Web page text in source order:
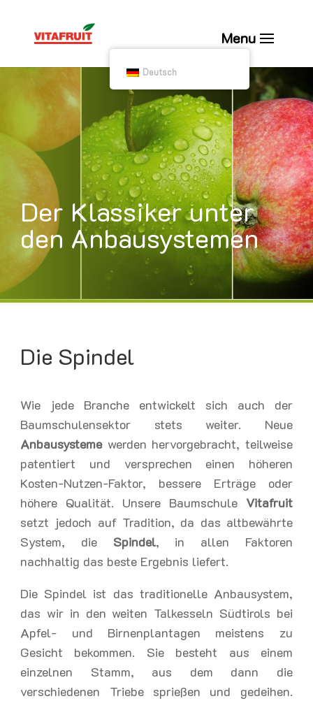
Der Klassiker unter
den Anbausystemen
Die Spindel
Wie jede Branche entwickelt sich auch der
Baumschulensektor stets weiter. Neue
Anbausystemewerden hervorgebracht, teilweise
patentiert und versprechen einen höheren
Kosten-Nutzen-Faktor, bessere Erträge oder
höhere Qualität. Unsere Baumschule Vitafruit
setzt jedoch auf Tradition, da das altbewährte
System, die Spindel, in allen Faktoren
nachhaltig das beste Ergebnis liefert.
Die Spindel ist das traditionelle Anbausystem,
das wir in den weiten Talkesseln Südtirols bei
Apfel- und Birnenplantagen meistens zu
Gesicht bekommen. Sie besteht aus einem
einzelnen Stamm, aus dem dann die
verschiedenen Triebe sprießen und gedeihen.
Deutsch